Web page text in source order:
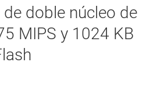
doble núcleo de
MIPS y 1024 KB